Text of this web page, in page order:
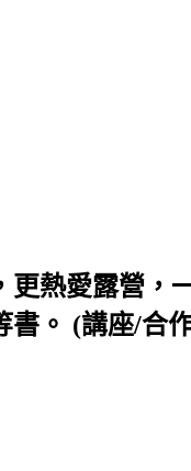
熱愛露營，
。 (講座/合